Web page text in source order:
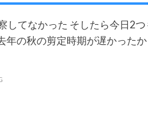
してなかった そしたら今日2
年の秋の剪定時期が遅かった